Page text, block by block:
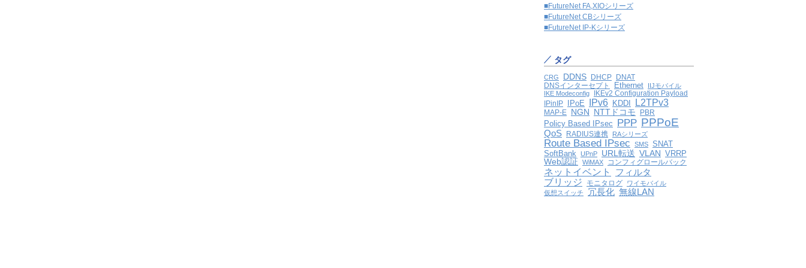
■FutureNet FA,XIOシリーズ
■FutureNet CBシリーズ
■FutureNet IP-Kシリーズ
タグ
CRG DDNS DHCP DNAT
DNSインターセプト Ethernet
IIJモバイル
IKE Modeconfig
IKEv2 Configuration Payload
IPinIP
IPoE IPv6 KDDI L2TPv3
MAP-E NGN NTTドコモ PBR
Policy Based IPsec PPP PPPoE
QoS RADIUS連携 RAシリーズ
Route Based IPsec SMS SNAT
SoftBank UPnP URL転送 VLAN VRRP
Web認証
WiMAX コンフィグロールバック
ネットイベント
フィルタ
ブリッジ
モニタログ
ワイモバイル
仮想スイッチ
冗長化 無線LAN